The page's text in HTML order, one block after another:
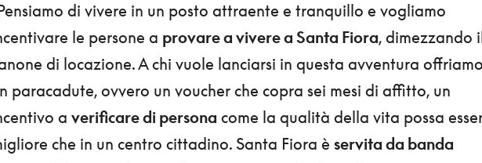
di vivere in un posto attraente e tranquillo e vogliamo
le persone a provare a vivere a Santa Fiora, dimezzando il
di locazione. A chi vuole lanciarsi in questa avventura offriamo
paracadute, ovvero un voucher che copra sei mesi di affitto, un
a verificare di persona come la qualità della vita possa
che in un centro cittadino. Santa Fiora è servita da banda